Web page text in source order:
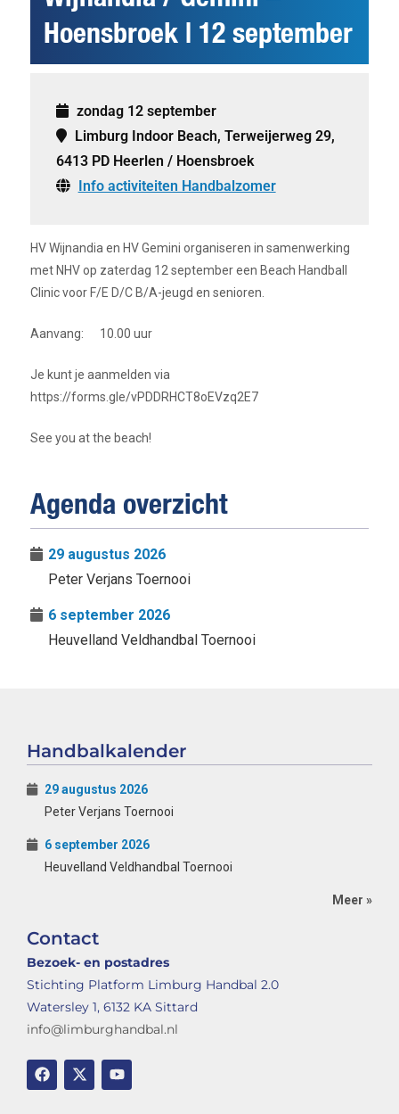
Hoensbroek | 12 september
zondag 12 september
Limburg Indoor Beach, Terweijerweg 29,
6413 PD Heerlen / Hoensbroek
Info activiteiten Handbalzomer
HV Wijnandia en HV Gemini organiseren in samenwerking
met NHV op zaterdag 12 september een Beach Handball
Clinic voor F/E D/C B/A-jeugd en senioren.
Aanvang: 10.00 uur
Je kunt je aanmelden via
https://forms.gle/vPDDRHCT8oEVzq2E7
See you at the beach!
Agenda overzicht
29 augustus 2026
Peter Verjans Toernooi
6 september 2026
Heuvelland Veldhandbal Toernooi
Handbalkalender
29 augustus 2026
Peter Verjans Toernooi
6 september 2026
Heuvelland Veldhandbal Toernooi
Meer »
Contact
Bezoek- en postadres
Stichting Platform Limburg Handbal 2.0
Watersley 1, 6132 KA Sittard
info@limburghandbal.nl